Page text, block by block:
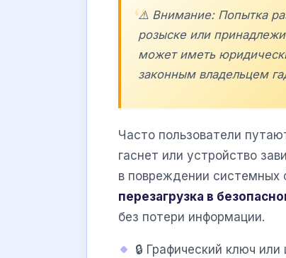
⚠️ Внимание: Попытка
розыске или
может иметь
законным владельцем
Часто пользователи
гаснет или устройство
в повреждении системных
перезагрузка в
без потери информации.
🔒 Графический ключ